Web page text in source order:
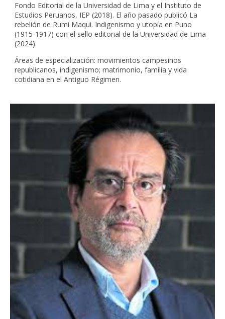
Fondo Editorial de la Universidad de Lima y el Instituto de
Estudios Peruanos, IEP (2018). El año pasado publicó La
rebelión de Rumi Maqui. Indigenismo y utopía en Puno
(1915-1917) con el sello editorial de la Universidad de Lima
(2024).
Áreas de especialización: movimientos campesinos
republicanos, indigenismo; matrimonio, familia y vida
cotidiana en el Antiguo Régimen.